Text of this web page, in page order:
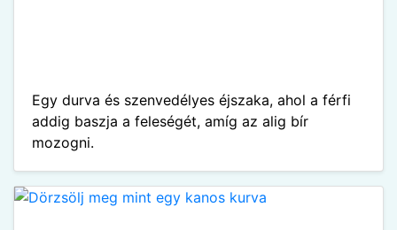
Egy durva és szenvedélyes éjszaka, ahol a férfi
addig baszja a feleségét, amíg az alig bír
mozogni.